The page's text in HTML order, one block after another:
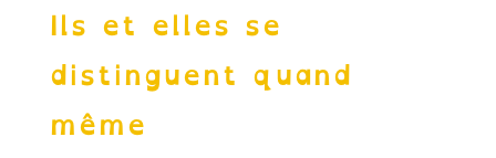
Ils et elles se
distinguent quand
même